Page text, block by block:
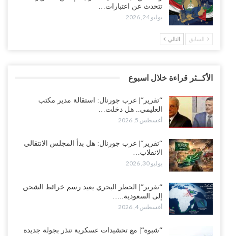
تتحدث عن اعتبارات…
يوليو 24, 2026
السابق التالي
الأكــثر قراءة خلال اسبوع
“تقرير“| عرب جورنال: استقالة مدير مكتب
العليمي.. هل دخلت…
أغسطس 5, 2026
“تقرير“| عرب جورنال: هل بدأ المجلس الانتقالي
الانقلاب…
يوليو 30, 2026
“تقرير“| الحظر البحري يعيد رسم خرائط الشحن
إلى السعودية..…
أغسطس 4, 2026
“شبوة“| مع تحشيدات عسكرية تنذر بجولة جديدة